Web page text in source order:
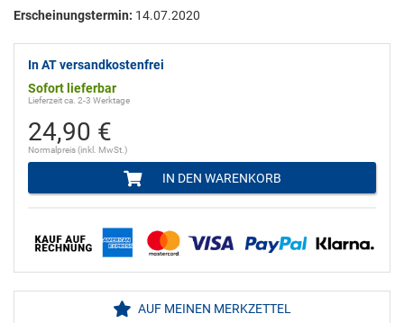
Erscheinungstermin: 14.07.2020
In AT versandkostenfrei
Sofort lieferbar
Lieferzeit ca. 2-3 Werktage
24,90 €
Normalpreis (inkl. MwSt.)
IN DEN WARENKORB
AUF MEINEN MERKZETTEL